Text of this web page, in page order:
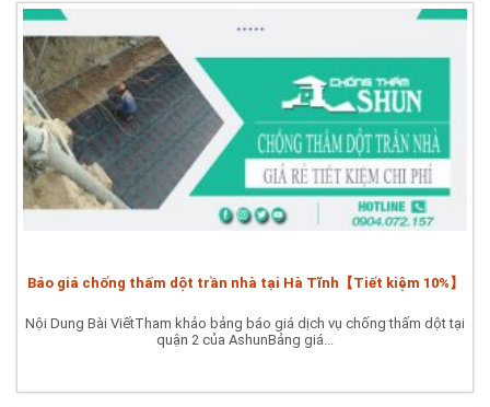
Báo giá chống thấm dột trần nhà tại Hà Tĩnh【Tiết kiệm 10%】
Nội Dung Bài ViếtTham khảo bảng báo giá dịch vụ chống thấm dột tại
quận 2 của AshunBảng giá...